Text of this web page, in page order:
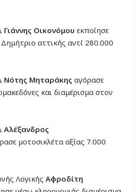
Γιάννης Οικονόμου εκποίησε
αττικής αντί 280.000
Νότης Μηταράκης αγόρασε
και διαμέρισμα στον
Αλέξανδρος
μοτοσικλέτα αξίας 7.000
Λογικής Αφροδίτη